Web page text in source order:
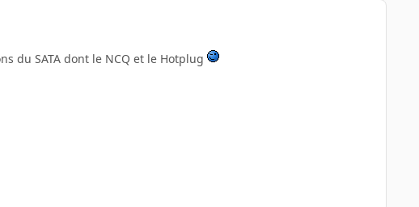
du SATA dont le NCQ et le Hotplug